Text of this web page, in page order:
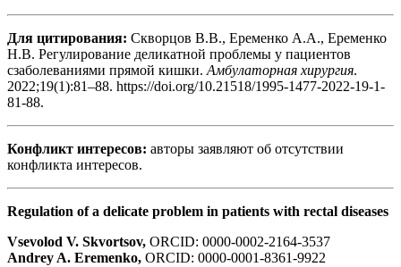
Для цитирования: Скворцов В.В., Еременко А.А., Еременко
Н.В. Регулирование деликатной проблемы у пациентов
сзаболеваниями прямой кишки. Амбулаторная хирургия.
2022;19(1):81–88. https://doi.org/10.21518/1995-1477-2022-19-1-
81-88.
Конфликт интересов: авторы заявляют об отсутствии
конфликта интересов.
Regulation of a delicate problem in patients with rectal diseases
Vsevolod V. Skvortsov, ORCID: 0000-0002-2164-3537
Andrey A. Eremenko, ORCID: 0000-0001-8361-9922